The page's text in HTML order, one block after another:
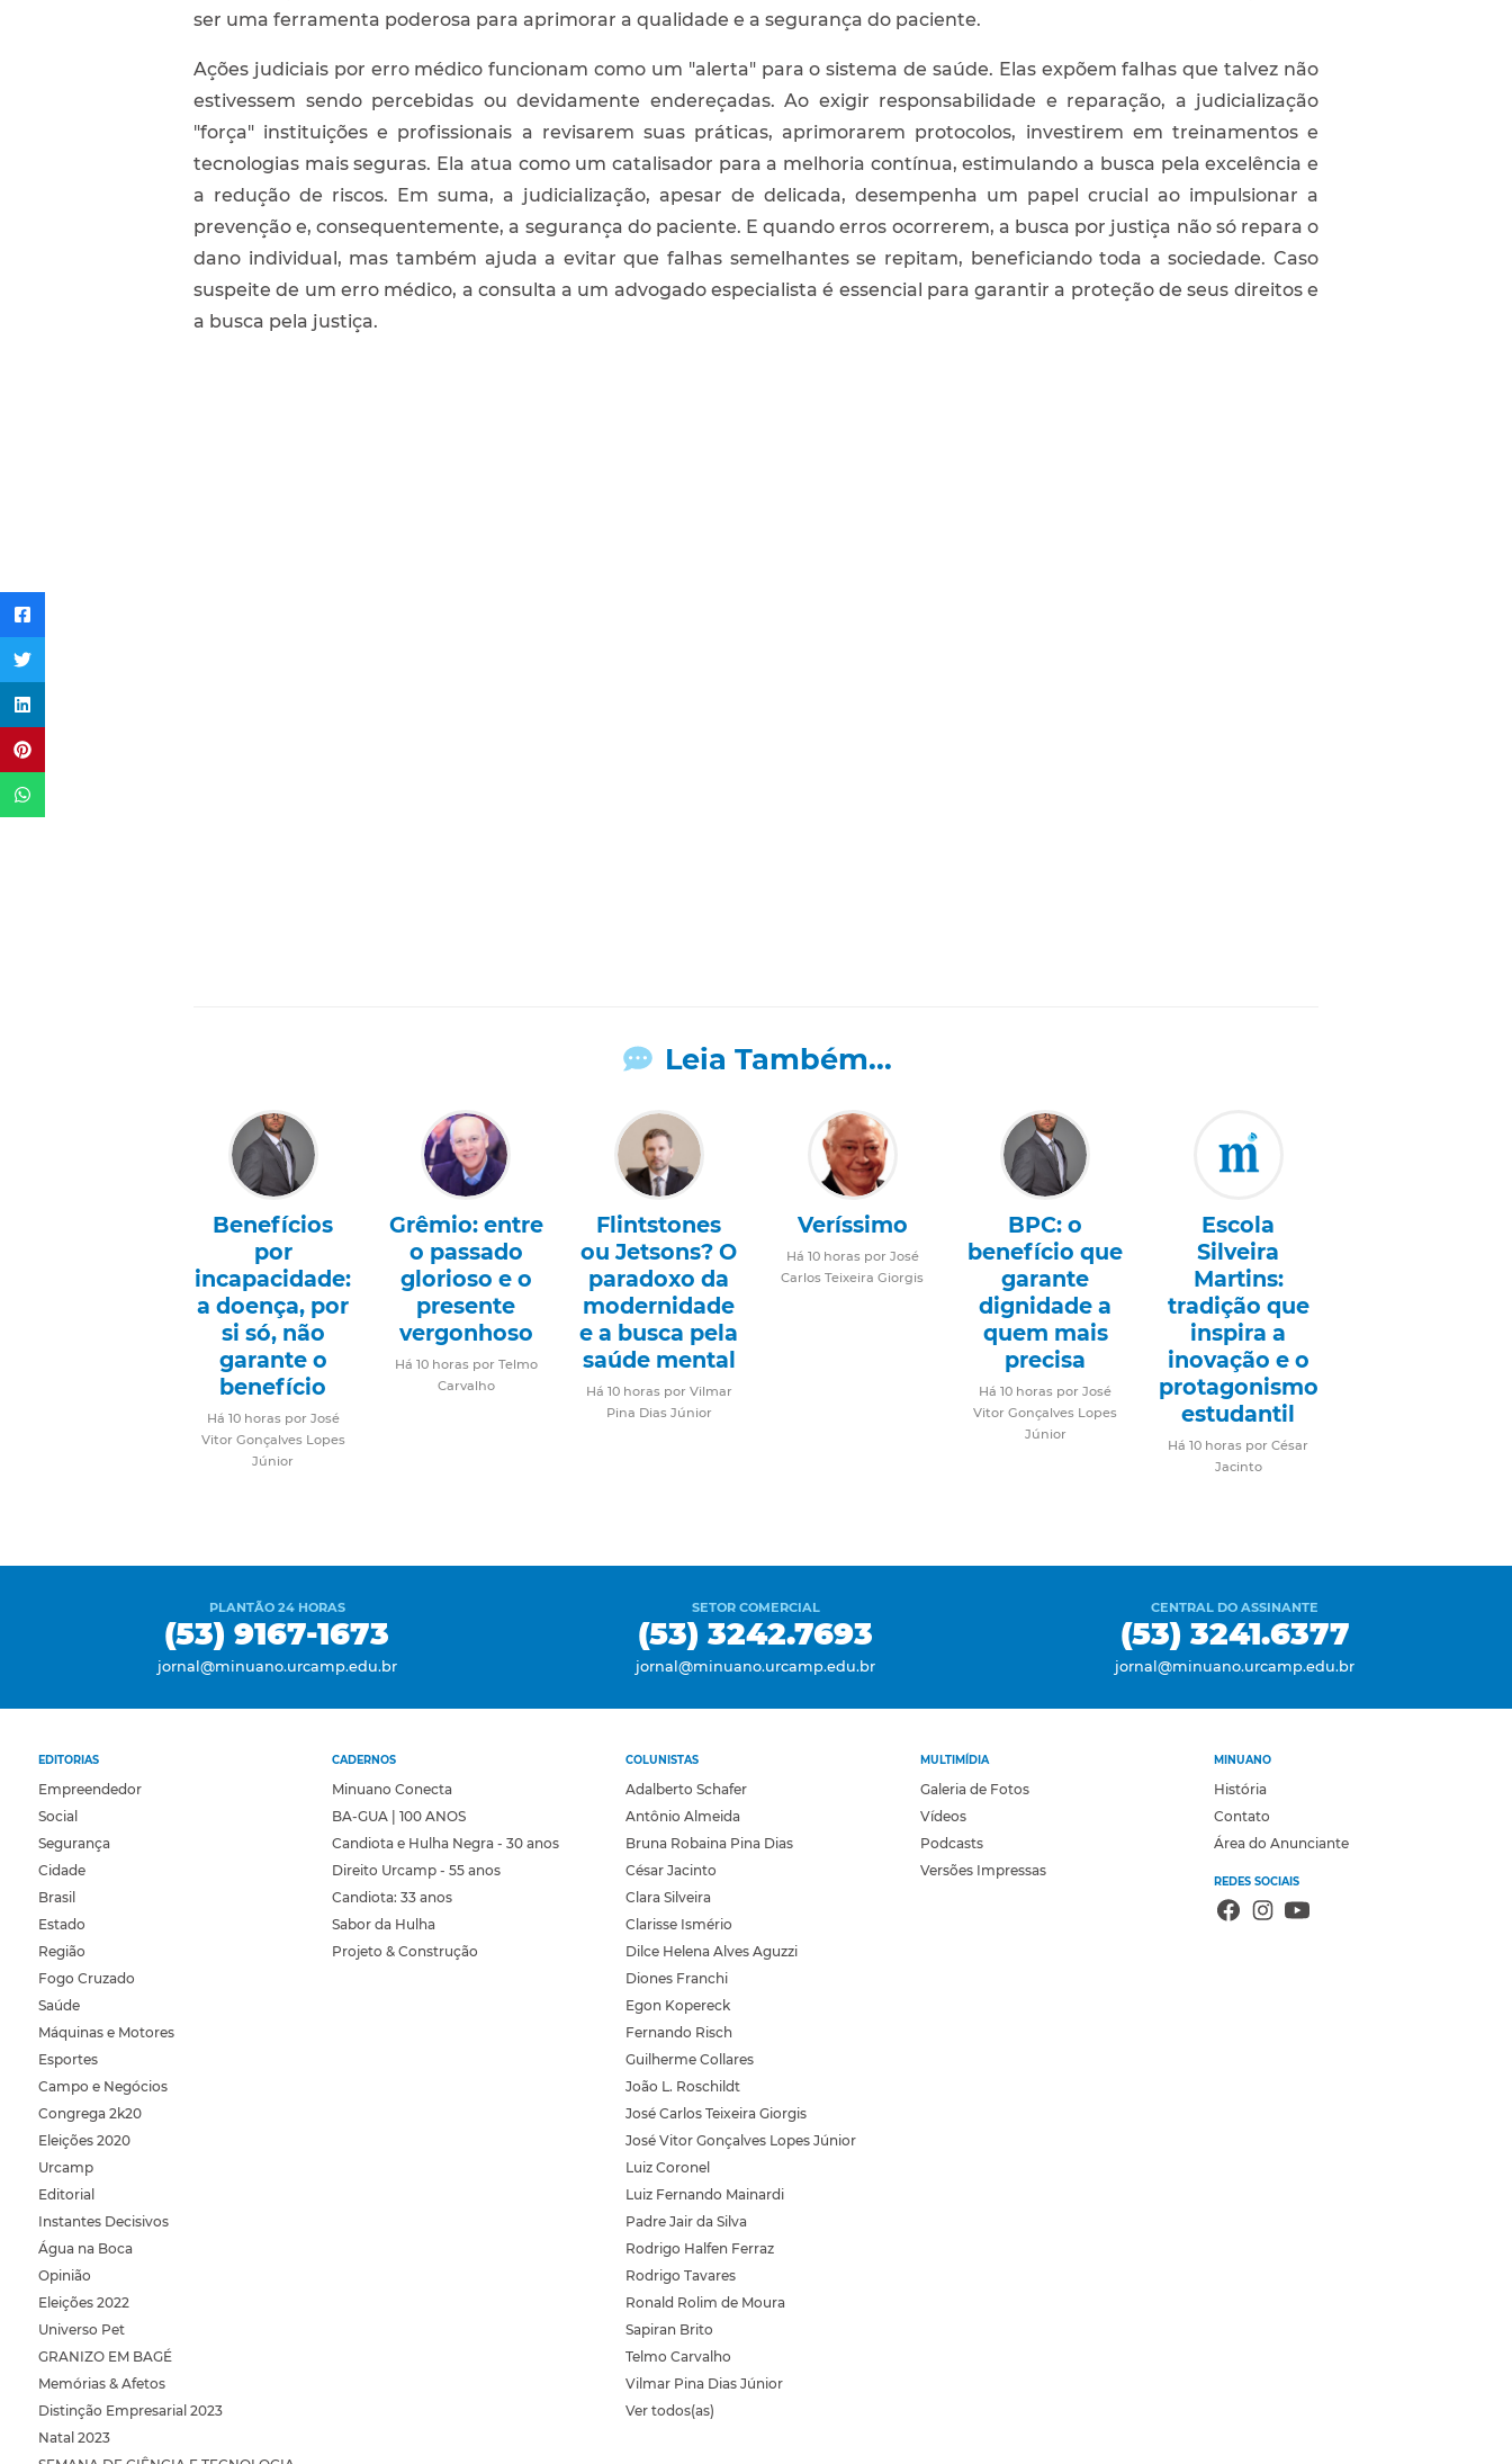
ser uma ferramenta poderosa para aprimorar a qualidade e a segurança do paciente.
Ações judiciais por erro médico funcionam como um "alerta" para o sistema de saúde. Elas expõem falhas que talvez não
estivessem sendo percebidas ou devidamente endereçadas. Ao exigir responsabilidade e reparação, a judicialização
"força" instituições e profissionais a revisarem suas práticas, aprimorarem protocolos, investirem em treinamentos e
tecnologias mais seguras. Ela atua como um catalisador para a melhoria contínua, estimulando a busca pela excelência e
a redução de riscos. Em suma, a judicialização, apesar de delicada, desempenha um papel crucial ao impulsionar a
prevenção e, consequentemente, a segurança do paciente. E quando erros ocorrerem, a busca por justiça não só repara o
dano individual, mas também ajuda a evitar que falhas semelhantes se repitam, beneficiando toda a sociedade. Caso
suspeite de um erro médico, a consulta a um advogado especialista é essencial para garantir a proteção de seus direitos e
a busca pela justiça.
Leia Também...
Benefícios
por
incapacidade:
a doença, por
si só, não
garante o
benefício
Há 10 horas por José
Vitor Gonçalves Lopes
Júnior
Grêmio: entre
o passado
glorioso e o
presente
vergonhoso
Há 10 horas por Telmo
Carvalho
Flintstones
ou Jetsons? O
paradoxo da
modernidade
e a busca pela
saúde mental
Há 10 horas por Vilmar
Pina Dias Júnior
Veríssimo
Há 10 horas por José
Carlos Teixeira Giorgis
BPC: o
benefício que
garante
dignidade a
quem mais
precisa
Há 10 horas por José
Vitor Gonçalves Lopes
Júnior
Escola
Silveira
Martins:
tradição que
inspira a
inovação e o
protagonismo
estudantil
Há 10 horas por César
Jacinto
PLANTÃO 24 HORAS
(53) 9167-1673
jornal@minuano.urcamp.edu.br
SETOR COMERCIAL
(53) 3242.7693
jornal@minuano.urcamp.edu.br
CENTRAL DO ASSINANTE
(53) 3241.6377
jornal@minuano.urcamp.edu.br
EDITORIAS
Empreendedor
Social
Segurança
Cidade
Brasil
Estado
Região
Fogo Cruzado
Saúde
Máquinas e Motores
Esportes
Campo e Negócios
Congrega 2k20
Eleições 2020
Urcamp
Editorial
Instantes Decisivos
Água na Boca
Opinião
Eleições 2022
Universo Pet
GRANIZO EM BAGÉ
Memórias & Afetos
Distinção Empresarial 2023
Natal 2023
CADERNOS
Minuano Conecta
BA-GUA | 100 ANOS
Candiota e Hulha Negra - 30 anos
Direito Urcamp - 55 anos
Candiota: 33 anos
Sabor da Hulha
Projeto & Construção
COLUNISTAS
Adalberto Schafer
Antônio Almeida
Bruna Robaina Pina Dias
César Jacinto
Clara Silveira
Clarisse Ismério
Dilce Helena Alves Aguzzi
Diones Franchi
Egon Kopereck
Fernando Risch
Guilherme Collares
João L. Roschildt
José Carlos Teixeira Giorgis
José Vitor Gonçalves Lopes Júnior
Luiz Coronel
Luiz Fernando Mainardi
Padre Jair da Silva
Rodrigo Halfen Ferraz
Rodrigo Tavares
Ronald Rolim de Moura
Sapiran Brito
Telmo Carvalho
Vilmar Pina Dias Júnior
Ver todos(as)
MULTIMÍDIA
Galeria de Fotos
Vídeos
Podcasts
Versões Impressas
MINUANO
História
Contato
Área do Anunciante
REDES SOCIAIS